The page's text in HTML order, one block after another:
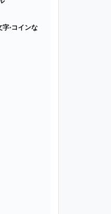
⋅コインな